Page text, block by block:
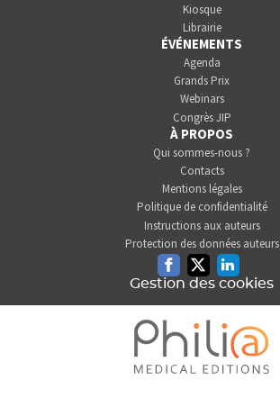
Kiosque
Librairie
ÉVÉNEMENTS
Agenda
Grands Prix
Webinars
Congrès JIP
À PROPOS
Qui sommes-nous ?
Contacts
Mentions légales
Politique de confidentialité
Instructions aux auteurs
Protection des données auteurs
FacebookTwitterLinkedin
Gestion des cookies